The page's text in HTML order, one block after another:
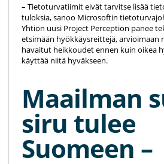
– Tietoturvatiimit eivät tarvitse lisää
tuloksia, sanoo Microsoftin
Yhtiön uusi Project Perception panee
etsimään hyökkäysreittejä, arvioimaan
havaitut heikkoudet ennen kuin oikea
käyttää niitä hyväkseen.
Maailman
siru tulee
Suomeen –